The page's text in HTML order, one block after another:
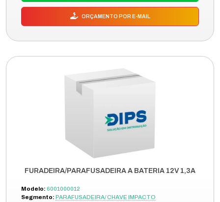
ORÇAMENTO POR E-MAIL
FURADEIRA/PARAFUSADEIRA A BATERIA 12V 1,3A
Modelo: 6001000012
Segmento: PARAFUSADEIRA/ CHAVE IMPACTO